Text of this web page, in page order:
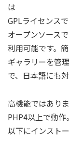
は
GPLライセンス
オープンソース
利用可能です。
ギャラリーを管
で、日本語にも
高機能ではあり
PHP4以上で動作。
以下にインスト